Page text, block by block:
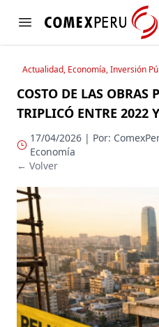
Open menu
https://
Actualidad, Economía, Inversión
COSTO DE LAS OBRAS
TRIPLICÓ ENTRE 2022
17/04/2026 | Por:
Economía
← Volver